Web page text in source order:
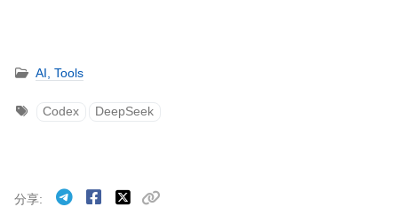
AI, Tools
Codex DeepSeek
分享